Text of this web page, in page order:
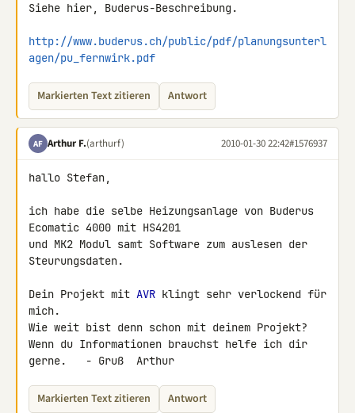
Siehe hier, Buderus-Beschreibung.
http://www.buderus.ch/public/pdf/planungsunterl
agen/pu_fernwirk.pdf
Markierten Text zitieren Antwort
AF Arthur F.(arthurf) 2010-01-30 22:42#1576937
hallo Stefan,
ich habe die selbe Heizungsanlage von Buderus
Ecomatic 4000 mit HS4201
und MK2 Modul samt Software zum auslesen der
Steurungsdaten.
Dein Projekt mit AVR klingt sehr verlockend für
mich.
Wie weit bist denn schon mit deinem Projekt?
Wenn du Informationen brauchst helfe ich dir
gerne.   - Gruß  Arthur
Markierten Text zitieren Antwort